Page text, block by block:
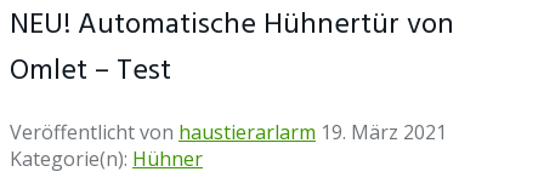
NEU! Automatische Hühnertür von
Omlet – Test
Veröffentlicht von haustierarlarm 19. März 2021
Kategorie(n): Hühner